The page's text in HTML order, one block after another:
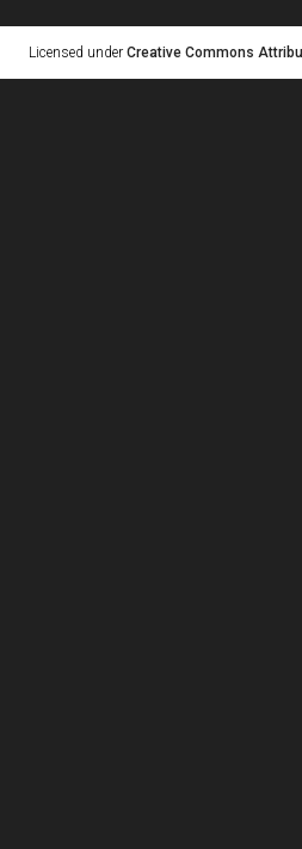
Licensed under Creative Commons